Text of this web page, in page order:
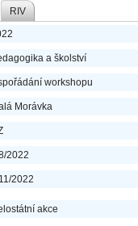
RIV
a školství
workshopu
Morávka
2022
2022
akce